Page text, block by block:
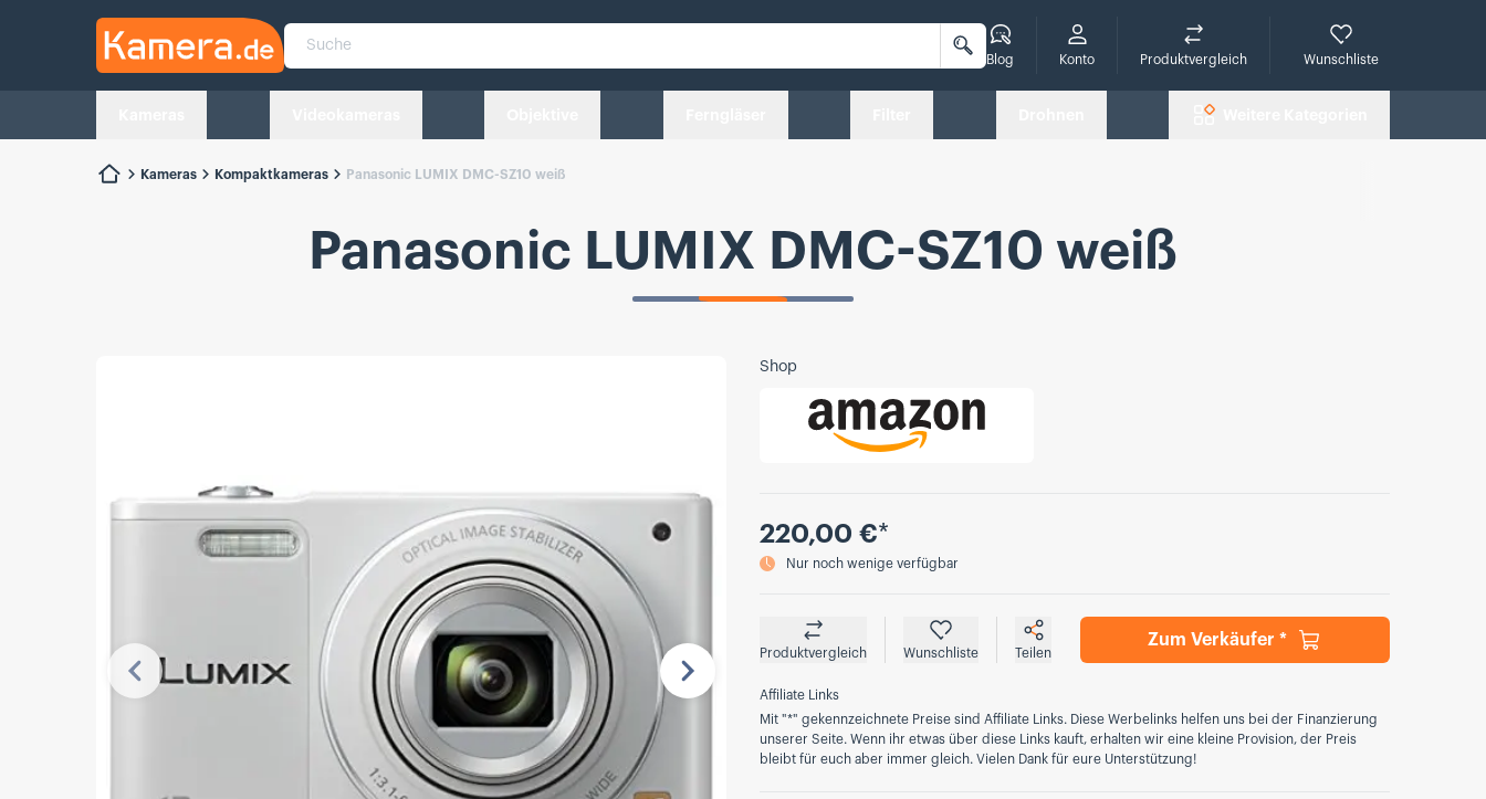
Kamera.de
Suche
Suche
Blog Konto Produktvergleich Wunschliste
Kameras Kompaktkameras Panasonic LUMIX DMC-SZ10 weiß
Panasonic LUMIX DMC-SZ10 weiß
Vorherige Nächste
Shop
Preis
220,00 €*
Nur noch wenige verfügbar
Zum Verkäufer *
Produktvergleich Wunschliste Teilen
Affiliate Links
Mit "*" gekennzeichnete Preise sind Affiliate Links. Diese Werbelinks helfen uns bei der Finanzierung
unserer Seite. Wenn ihr etwas über diese Links kauft, erhalten wir eine kleine Provision, der Preis
bleibt für euch aber immer gleich. Vielen Dank für eure Unterstützung!